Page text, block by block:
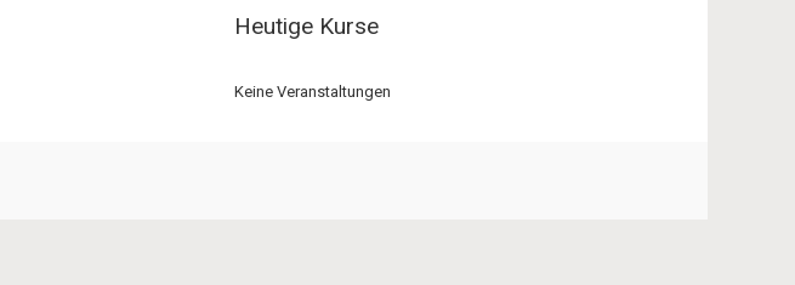
Heutige Kurse
Keine Veranstaltungen